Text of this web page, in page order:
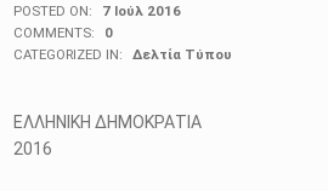
POSTED ON:
7 Ιούλ 2016
COMMENTS:
0
CATEGORIZED IN:
Δελτία Τύπου
ΕΛΛΗΝΙΚΗ ΔΗΜΟΚΡΑΤΙΑ
2016